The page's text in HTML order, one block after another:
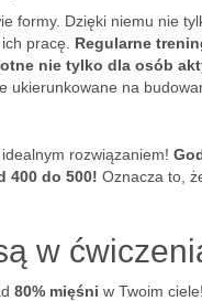
Dzięki niemu nie
pracę. Regularne
nie tylko dla osób
na
rozwiązaniem!
400 do 500! Oznacza to,
w
80% mięśni w Twoim